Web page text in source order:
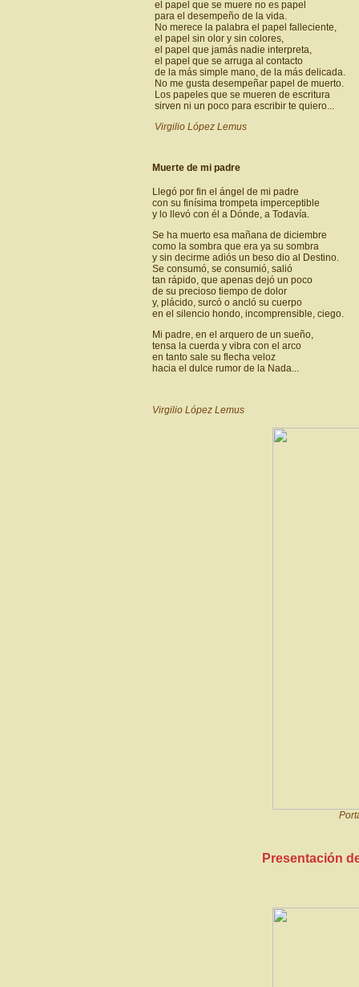
el papel que se muere no es papel
para el desempeño de la vida.
No merece la palabra el papel falleciente,
el papel sin olor y sin colores,
el papel que jamás nadie interpreta,
el papel que se arruga al contacto
de la más simple mano, de la más delicada.
No me gusta desempeñar papel de muerto.
Los papeles que se mueren de escritura
sirven ni un poco para escribir te quiero...
Virgilio López Lemus
Muerte de mi padre
Llegó por fin el ángel de mi padre
con su finísima trompeta imperceptible
y lo llevó con él a Dónde, a Todavía.
Se ha muerto esa mañana de diciembre
como la sombra que era ya su sombra
y sin decirme adiós un beso dio al Destino.
Se consumó, se consumió, salió
tan rápido, que apenas dejó un poco
de su precioso tiempo de dolor
y, plácido, surcó o ancló su cuerpo
en el silencio hondo, incomprensible, ciego.
Mi padre, en el arquero de un sueño,
tensa la cuerda y vibra con el arco
en tanto sale su flecha veloz
hacia el dulce rumor de la Nada...
Virgilio López Lemus
Presentación